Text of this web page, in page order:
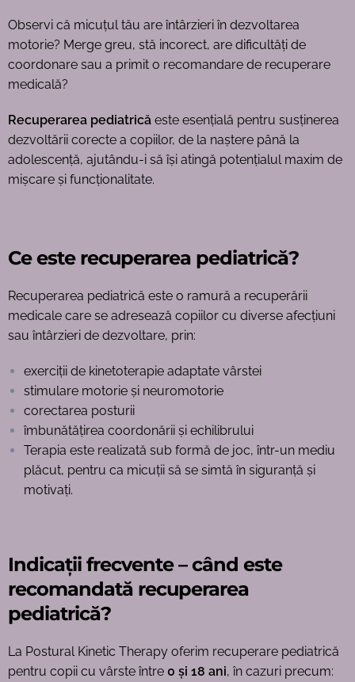
Observi că micuțul tău are întârzieri în dezvoltarea
motorie? Merge greu, stă incorect, are dificultăți de
coordonare sau a primit o recomandare de recuperare
medicală?
Recuperarea pediatrică este esențială pentru susținerea
dezvoltării corecte a copiilor, de la naștere până la
adolescență, ajutându-i să își atingă potențialul maxim de
mișcare și funcționalitate.
Ce este recuperarea pediatrică?
Recuperarea pediatrică este o ramură a recuperării
medicale care se adresează copiilor cu diverse afecțiuni
sau întârzieri de dezvoltare, prin:
exerciții de kinetoterapie adaptate vârstei
stimulare motorie și neuromotorie
corectarea posturii
îmbunătățirea coordonării și echilibrului
Terapia este realizată sub formă de joc, într-un mediu
plăcut, pentru ca micuții să se simtă în siguranță și
motivați.
Indicații frecvente – când este
recomandată recuperarea
pediatrică?
La Postural Kinetic Therapy oferim recuperare pediatrică
pentru copii cu vârste între 0 și 18 ani, în cazuri precum: